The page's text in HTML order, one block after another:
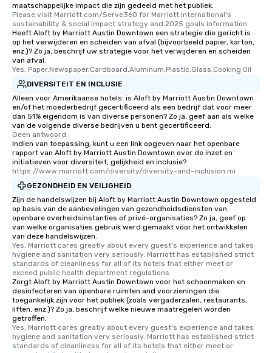
an evening helicopter ride over the
glittering lights of The Strip. A
Memorable Experience for All Lip
Smacking Foodie Tours offers a way
to gather and dine that few have
experienced, and all are sure to
remember. Our one-of-a-kind tours
last. It’s an experience that attendees
will reminisce about long after they
leave. Location, Location, Location
One of the best reasons to book is the
convenient and efficient way the
experience is designed. All
restaurants are within an easy
short stroll allows your group
members a chance to engage in prime
networking opportunities before
heading to the next place on your tour
itinerary. You Get a Dinner and a Show
Our tours offer an exquisite feast plus
entertainment. All tours include a
knowledgeable, professional guide
who leads the group on a walking tour,
offering engaging tidbits and
fascinating stories. Several other
interactive experiences are included
maatschappelijke impact die zijn gedeeld met het publiek.
Please visit Marriott.com/Serve360 for Marriott International's
sustainability & social impact strategy and 2025 goals information.
Heeft Aloft by Marriott Austin Downtown een strategie die gericht is
op het verwijderen en scheiden van afval (bijvoorbeeld papier, karton,
enz.)? Zo ja, beschrijf uw strategie voor het verwijderen en scheiden
van afval.
Yes, Paper,Newspaper,Cardboard,Aluminum,Plastic,Glass,Cooking Oil
DIVERSITEIT EN INCLUSIE
Alleen voor Amerikaanse hotels: is Aloft by Marriott Austin Downtown
en/of het moederbedrijf gecertificeerd als een bedrijf dat voor meer
dan 51% eigendom is van diverse personen? Zo ja, geef aan als welke
van de volgende diverse bedrijven u bent gecertificeerd:
Geen antwoord.
Indien van toepassing, kunt u een link opgeven naar het openbare
rapport van Aloft by Marriott Austin Downtown over de inzet en
initiatieven voor diversiteit, gelijkheid en inclusie?
https://www.marriott.com/diversity/diversity-and-inclusion.mi
GEZONDHEID EN VEILIGHEID
Zijn de handelswijzen bij Aloft by Marriott Austin Downtown opgesteld
op basis van de aanbevelingen van gezondheidsdiensten van
openbare overheidsinstanties of privé-organisaties? Zo ja, geef op
van welke organisaties gebruik werd gemaakt voor het ontwikkelen
van deze handelswijzen.
Yes, Marriott cares greatly about every guest's experience and takes
hygiene and sanitation very seriously. Marriott has established strict
standards of cleanliness for all of its hotels that either meet or
exceed public health department regulations.
Zorgt Aloft by Marriott Austin Downtown voor het schoonmaken en
desinfecteren van openbare ruimten and voorzieningen die
toegankelijk zijn voor het publiek (zoals vergaderzalen, restaurants,
liften, enz.)? Zo ja, beschrijf welke nieuwe maatregelen worden
getroffen.
Yes, Marriott cares greatly about every guest's experience and takes
hygiene and sanitation very seriously. Marriott has established strict
standards of cleanliness for all of its hotels that either meet or